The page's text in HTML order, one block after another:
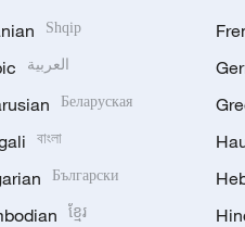
Shqip
العربية
Беларуская
বাংলা
Български
ខ្មែរ